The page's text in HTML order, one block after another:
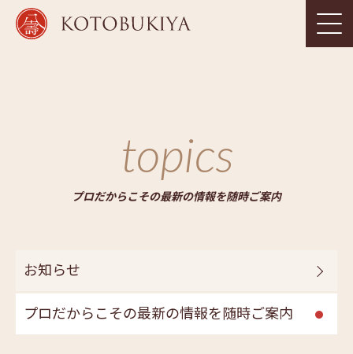
topics
プロだからこその最新の情報を随時ご案内
お知らせ
プロだからこその最新の情報を随時ご案内